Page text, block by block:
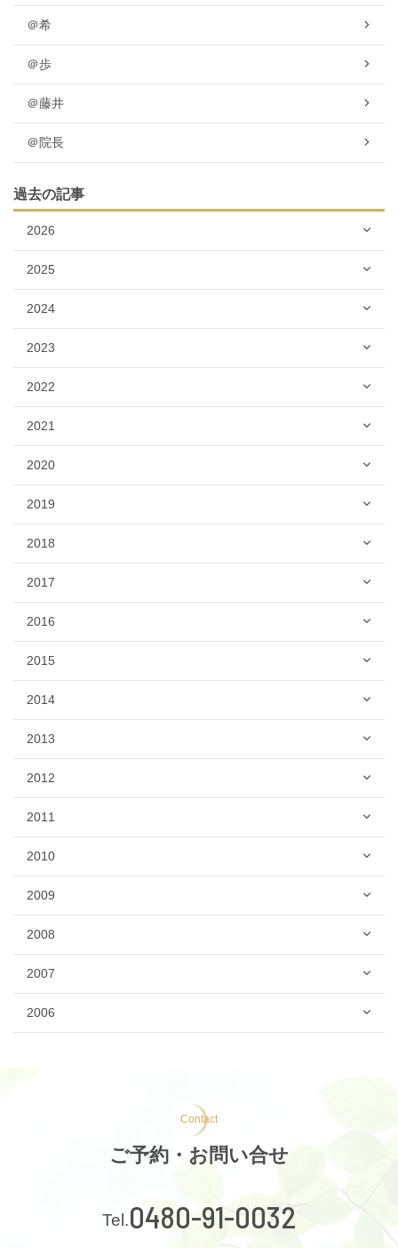
＠希
＠歩
＠藤井
＠院長
過去の記事
2026
2025
2024
2023
2022
2021
2020
2019
2018
2017
2016
2015
2014
2013
2012
2011
2010
2009
2008
2007
2006
Contact
ご予約・お問い合せ
0480-91-0032